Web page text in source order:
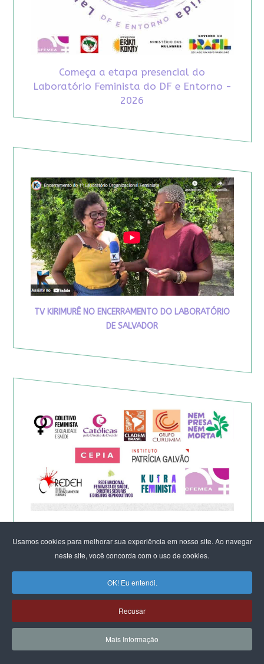
Usamos cookies para melhorar sua experiência em nosso site. Ao navegar
neste site, você concorda com o uso de cookies.
OK! Eu entendi.
Recusar
Mais Informação
Começa a etapa presencial do
Laboratório Feminista do DF e Entorno -
2026
TV KIRIMURÊ NO ENCERRAMENTO DO LABORATÓRIO
DE SALVADOR
Eleição de Erika Hilton para
presidente da Comissão da
Mulher é um fato importante
para a democracia